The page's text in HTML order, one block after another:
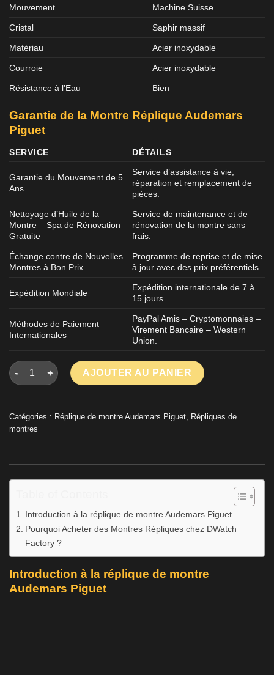
Mouvement Machine Suisse
Cristal Saphir massif
Matériau Acier inoxydable
Courroie Acier inoxydable
Résistance à l’Eau Bien
Garantie de la Montre Réplique Audemars
Piguet
SERVICE DÉTAILS
Garantie du Mouvement de 5
Ans
Service d’assistance à vie,
réparation et remplacement de
pièces.
Nettoyage d’Huile de la
Montre – Spa de Rénovation
Gratuite
Service de maintenance et de
rénovation de la montre sans
frais.
Échange contre de Nouvelles
Montres à Bon Prix
Programme de reprise et de mise
à jour avec des prix préférentiels.
Expédition Mondiale
Expédition internationale de 7 à
15 jours.
Méthodes de Paiement
Internationales
PayPal Amis – Cryptomonnaies –
Virement Bancaire – Western
Union.
quantité de Réplique de montre chronographe automatique
AJOUTER AU PANIER
Catégories : Réplique de montre Audemars Piguet Répliques de
montres
Introduction à la réplique de montre Audemars Piguet
Pourquoi Acheter des Montres Répliques chez DWatch
Factory ?
Introduction à la réplique de montre
Audemars Piguet